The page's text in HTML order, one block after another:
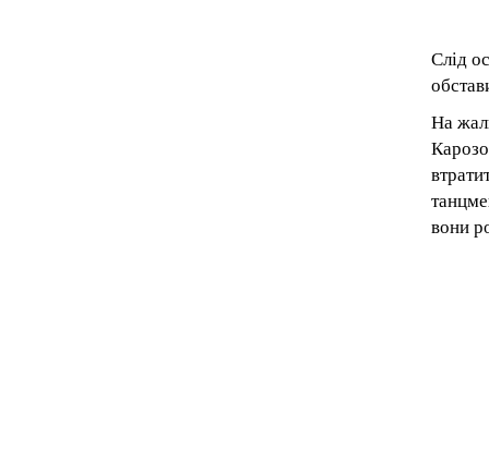
Слід
На
вони